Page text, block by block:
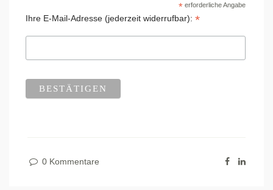
*erforderliche Angabe
Ihre E-Mail-Adresse (jederzeit widerrufbar): *
0 Kommentare